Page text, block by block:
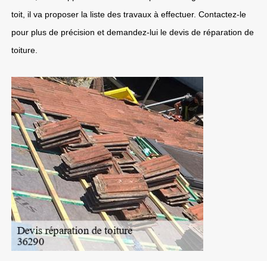
toit, il va proposer la liste des travaux à effectuer. Contactez-le
pour plus de précision et demandez-lui le devis de réparation de
toiture.